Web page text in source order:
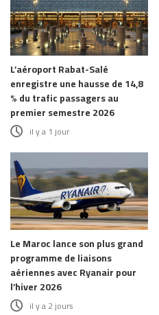
L’aéroport Rabat-Salé
enregistre une hausse de 14,8
% du trafic passagers au
premier semestre 2026
il y a 1 jour
Le Maroc lance son plus grand
programme de liaisons
aériennes avec Ryanair pour
l’hiver 2026
il y a 2 jours